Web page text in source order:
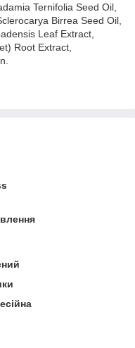
Ternifolia Seed Oil,
Birrea Seed Oil,
Leaf Extract,
Root Extract,